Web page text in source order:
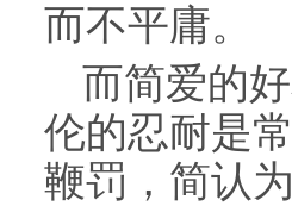
而不平庸。
而简爱的
伦的忍耐是
鞭罚，简认